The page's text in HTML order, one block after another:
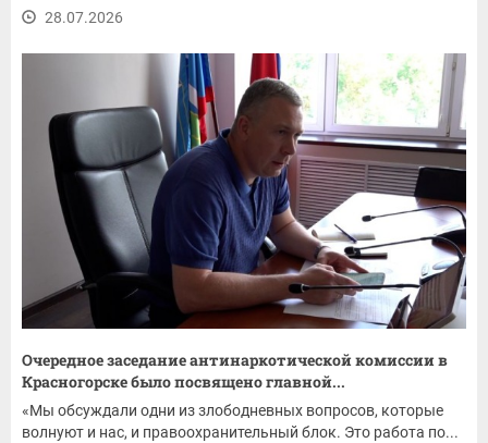
28.07.2026
Очередное заседание антинаркотической комиссии в
Красногорске было посвящено главной...
«Мы обсуждали одни из злободневных вопросов, которые
волнуют и нас, и правоохранительный блок. Это работа по...